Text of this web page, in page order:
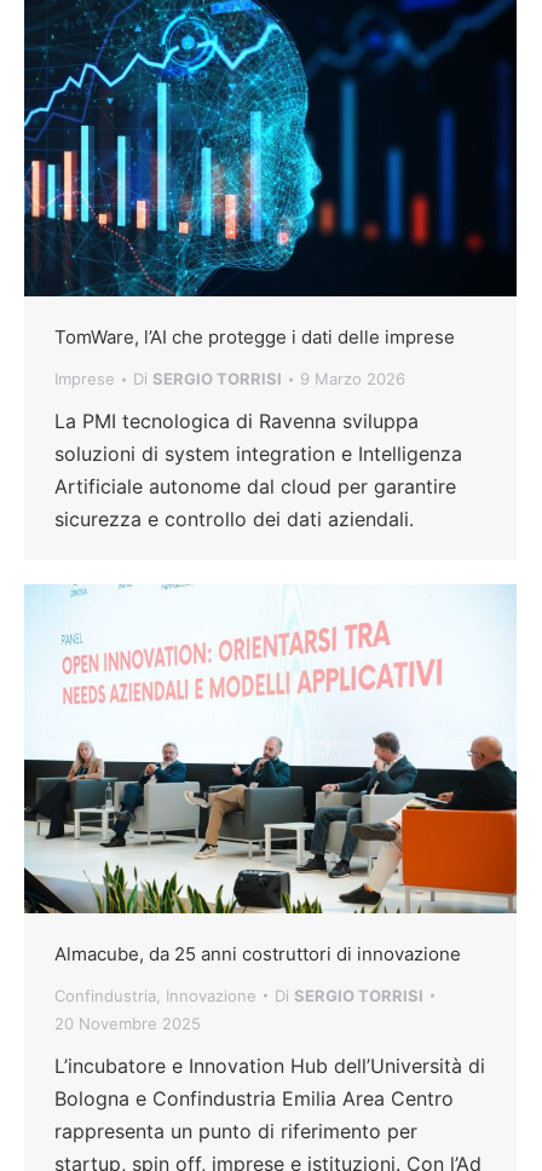
TomWare, l’AI che protegge i dati delle imprese
Imprese Di SERGIO TORRISI 9 Marzo 2026
La PMI tecnologica di Ravenna sviluppa
soluzioni di system integration e Intelligenza
Artificiale autonome dal cloud per garantire
sicurezza e controllo dei dati aziendali.
Almacube, da 25 anni costruttori di innovazione
Confindustria Innovazione Di SERGIO TORRISI
20 Novembre 2025
L’incubatore e Innovation Hub dell’Università di
Bologna e Confindustria Emilia Area Centro
rappresenta un punto di riferimento per
startup, spin off, imprese e istituzioni. Con l’Ad